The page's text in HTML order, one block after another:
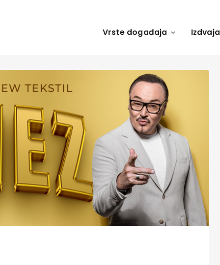
Vrste događaja